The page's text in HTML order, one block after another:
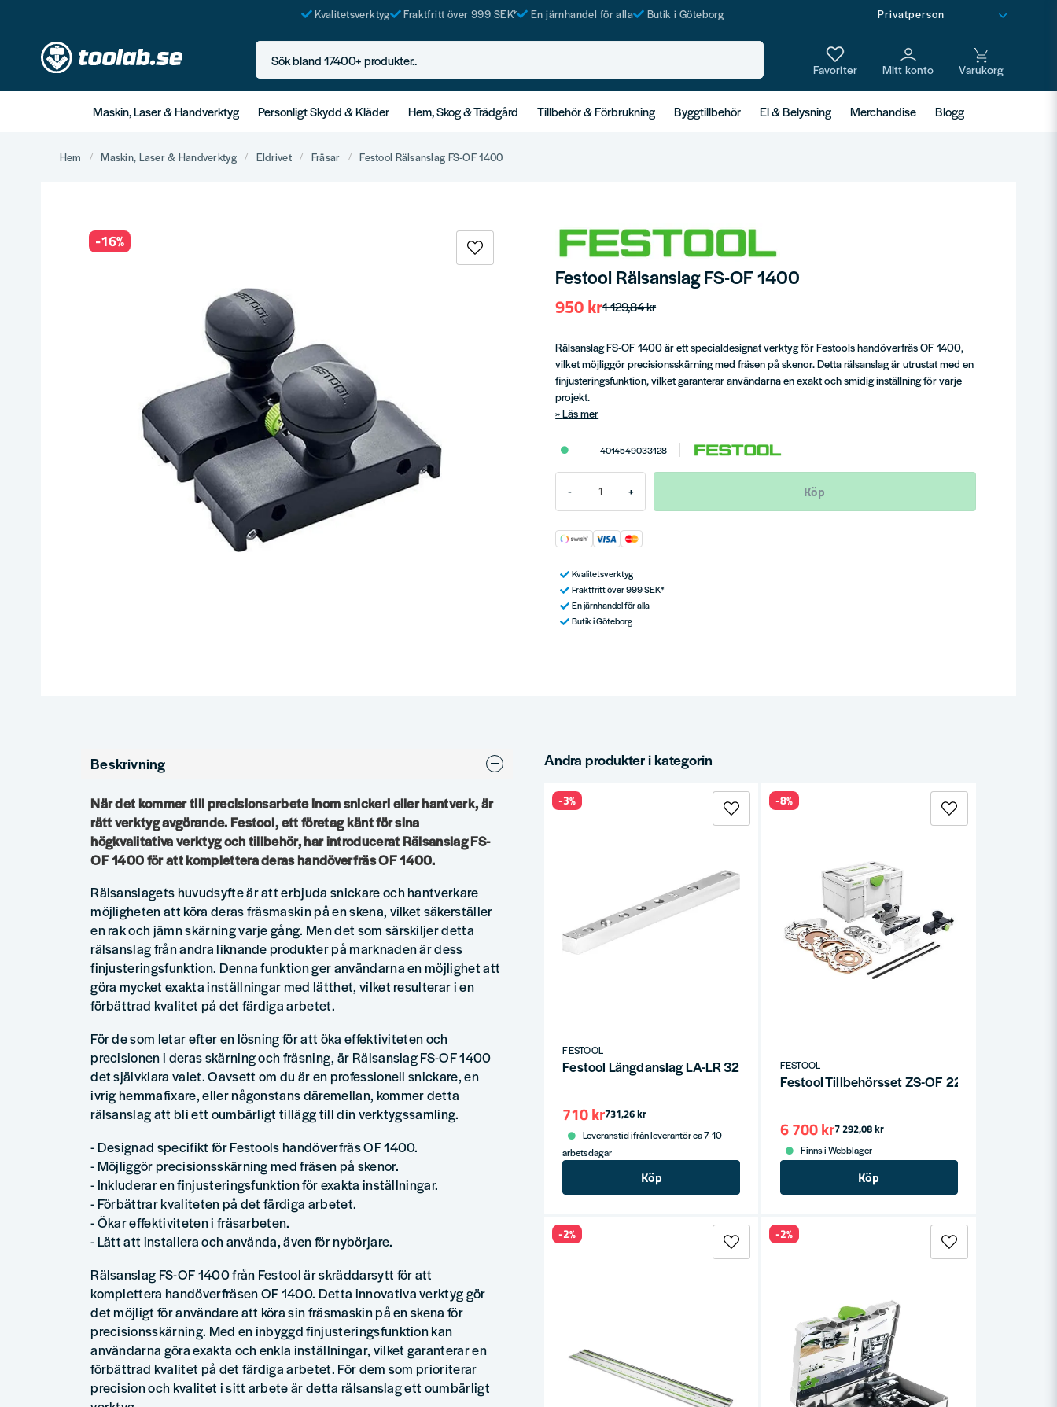
Kvalitetsverktyg Fraktfritt över 999 SEK* En järnhandel för alla Butik i Göteborg
Sök bland 17400+ produkter..
Maskin, Laser & Handverktyg Personligt Skydd & Kläder Hem, Skog & Trädgård Tillbehör & Förbrukning Byggtillbehör El & Belysning Merchandise Blogg
Hem Maskin, Laser & Handverktyg Eldrivet Fräsar Festool Rälsanslag FS-OF 1400
-16%
Festool Rälsanslag FS-OF 1400
1 129,84 kr
950 kr
Rälsanslag FS-OF 1400 är ett specialdesignat verktyg för Festools handöverfräs OF 1400,
vilket möjliggör precisionsskärning med fräsen på skenor. Detta rälsanslag är utrustat med en
finjusteringsfunktion, vilket garanterar användarna en exakt och smidig inställning för varje
projekt.
Läs mer
4014549033128
- + Köp
Kvalitetsverktyg
Fraktfritt över 999 SEK*
En järnhandel för alla
Butik i Göteborg
Beskrivning
När det kommer till precisionsarbete inom snickeri eller hantverk, är
rätt verktyg avgörande. Festool, ett företag känt för sina
högkvalitativa verktyg och tillbehör, har introducerat Rälsanslag FS-
OF 1400 för att komplettera deras handöverfräs OF 1400.
Rälsanslagets huvudsyfte är att erbjuda snickare och hantverkare
möjligheten att köra deras fräsmaskin på en skena, vilket säkerställer
en rak och jämn skärning varje gång. Men det som särskiljer detta
rälsanslag från andra liknande produkter på marknaden är dess
finjusteringsfunktion. Denna funktion ger användarna en möjlighet att
göra mycket exakta inställningar med lätthet, vilket resulterar i en
förbättrad kvalitet på det färdiga arbetet.
För de som letar efter en lösning för att öka effektiviteten och
precisionen i deras skärning och fräsning, är Rälsanslag FS-OF 1400
det självklara valet. Oavsett om du är en professionell snickare, en
ivrig hemmafixare, eller någonstans däremellan, kommer detta
rälsanslag att bli ett oumbärligt tillägg till din verktygssamling.
- Designad specifikt för Festools handöverfräs OF 1400.
- Möjliggör precisionsskärning med fräsen på skenor.
- Inkluderar en finjusteringsfunktion för exakta inställningar.
- Förbättrar kvaliteten på det färdiga arbetet.
- Ökar effektiviteten i fräsarbeten.
- Lätt att installera och använda, även för nybörjare.
Rälsanslag FS-OF 1400 från Festool är skräddarsytt för att
komplettera handöverfräsen OF 1400. Detta innovativa verktyg gör
det möjligt för användare att köra sin fräsmaskin på en skena för
precisionsskärning. Med en inbyggd finjusteringsfunktion kan
användarna göra exakta och enkla inställningar, vilket garanterar en
förbättrad kvalitet på det färdiga arbetet. För dem som prioriterar
precision och kvalitet i sitt arbete är detta rälsanslag ett oumbärligt
Andra produkter i kategorin
FESTOOL
Festool Längdanslag LA-LR 32 FS
731,26 kr
710 kr
Leveranstid ifrån leverantör ca 7-10
arbetsdagar
Köp
-3%
FESTOOL
Festool Tillbehörsset ZS-OF 2200
7 292,08 kr
6 700 kr
Finns i Webblager
Köp
-8%
-2% -2%